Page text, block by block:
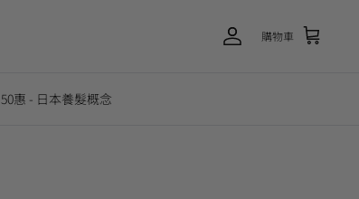
購物車
50惠 - 日本養髮概念